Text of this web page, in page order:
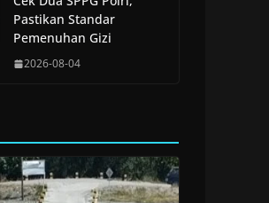
Pastikan Standar
Pemenuhan Gizi
2026-08-04